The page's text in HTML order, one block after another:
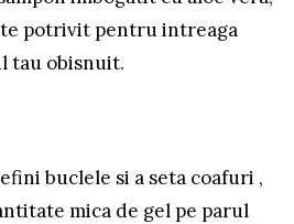
potrivit pentru intreaga
tau obisnuit.
buclele si a seta coafuri ,
mica de gel pe parul